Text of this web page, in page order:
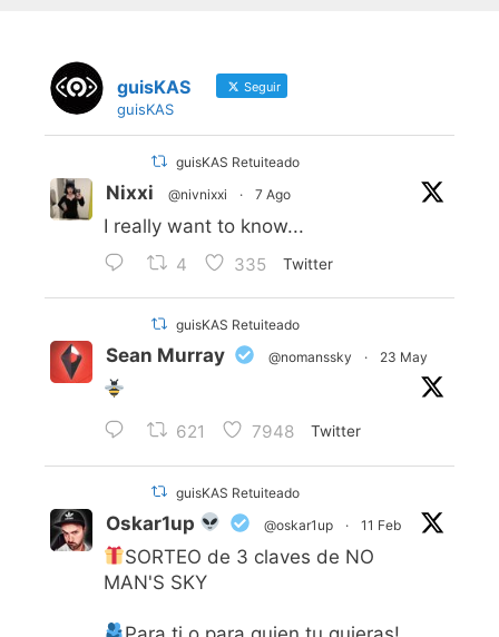
guisKAS Seguir
guisKAS
guisKAS Retuiteado
Nixxi @nivnixxi · 7 Ago
I really want to know...
4 335 Twitter
guisKAS Retuiteado
Sean Murray @nomanssky · 23 May
621 7948 Twitter
guisKAS Retuiteado
Oskar1up @oskar1up · 11 Feb
SORTEO de 3 claves de NO
MAN'S SKY